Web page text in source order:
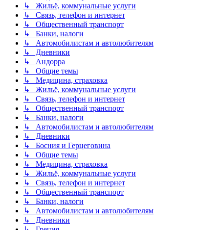
↳ Жильё, коммунальные услуги
↳ Связь, телефон и интернет
↳ Общественный транспорт
↳ Банки, налоги
↳ Автомобилистам и автолюбителям
↳ Дневники
↳ Андорра
↳ Общие темы
↳ Медицина, страховка
↳ Жильё, коммунальные услуги
↳ Связь, телефон и интернет
↳ Общественный транспорт
↳ Банки, налоги
↳ Автомобилистам и автолюбителям
↳ Дневники
↳ Босния и Герцеговина
↳ Общие темы
↳ Медицина, страховка
↳ Жильё, коммунальные услуги
↳ Связь, телефон и интернет
↳ Общественный транспорт
↳ Банки, налоги
↳ Автомобилистам и автолюбителям
↳ Дневники